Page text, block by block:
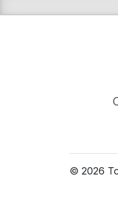
© 2026